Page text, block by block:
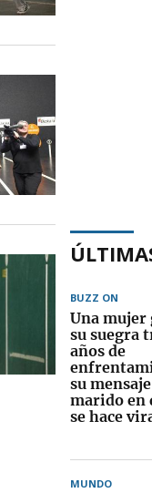
BUZZ ON
Una mujer
su suegra
años de
su
marido en
se hace
MUNDO